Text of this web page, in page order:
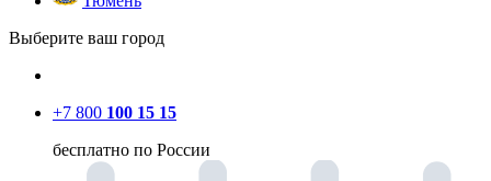
Выберите ваш город
+7 800 100 15 15
бесплатно по России